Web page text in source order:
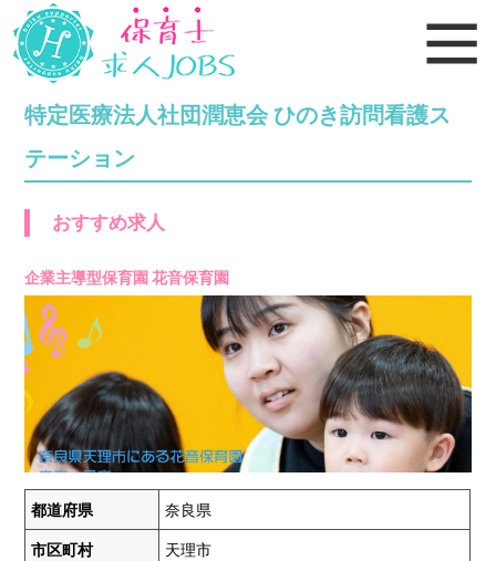
特定医療法人社団潤恵会 ひのき訪問看護ス
テーション
おすすめ求人
企業主導型保育園 花音保育園
都道府県 奈良県
市区町村 天理市